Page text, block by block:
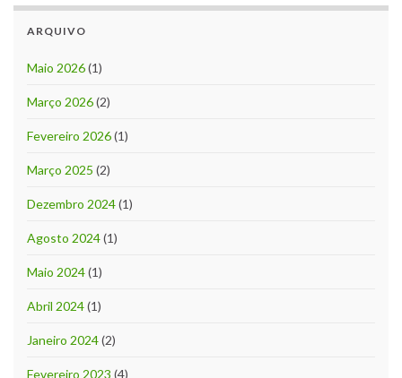
ARQUIVO
Maio 2026(1)
Março 2026(2)
Fevereiro 2026(1)
Março 2025 (2)
Dezembro 2024(1)
Agosto 2024(1)
Maio 2024(1)
Abril 2024(1)
Janeiro 2024(2)
Fevereiro 2023 (4)